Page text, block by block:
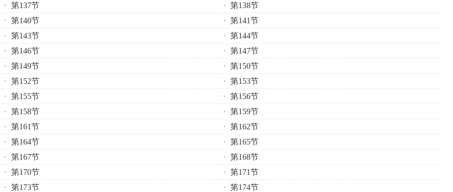
第137节
第138节
第140节
第141节
第143节
第144节
第146节
第147节
第149节
第150节
第152节
第153节
第155节
第156节
第158节
第159节
第161节
第162节
第164节
第165节
第167节
第168节
第170节
第171节
第173节
第174节